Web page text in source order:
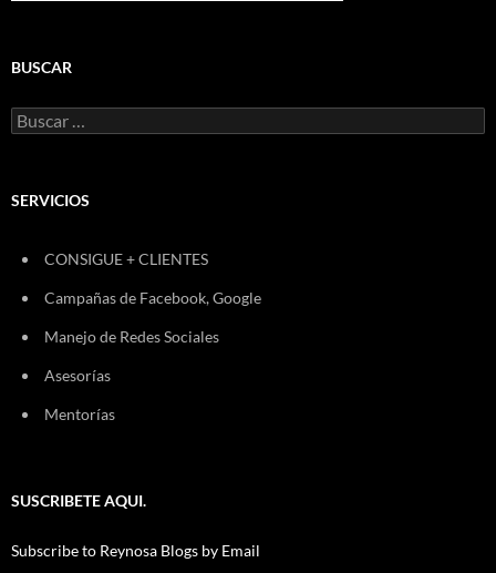
BUSCAR
Buscar:
SERVICIOS
CONSIGUE + CLIENTES
Campañas de Facebook, Google
Manejo de Redes Sociales
Asesorías
Mentorías
SUSCRIBETE AQUI.
Subscribe to Reynosa Blogs by Email